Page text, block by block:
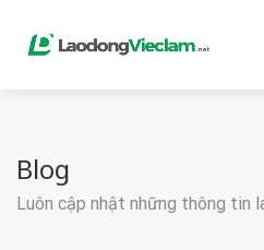
Blog
Luôn cập nhật những thông tin